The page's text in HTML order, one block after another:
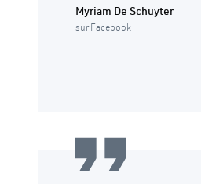
Myriam De Schuyter
sur Facebook